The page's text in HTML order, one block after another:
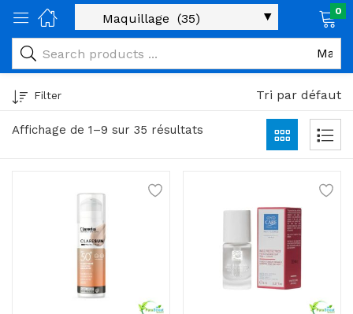
alimentaires)
0
Affichage de 1–9 sur 35 résultats
Filter Tri par défaut